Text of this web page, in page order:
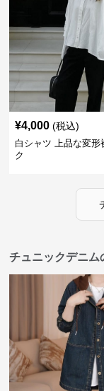
¥4,000 (税込)
白シャツ 上品な変形
ク
チュニックデニム